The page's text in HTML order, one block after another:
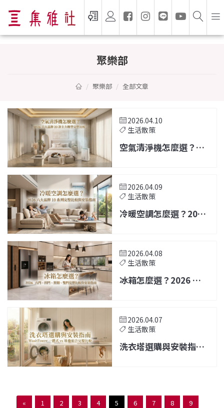
聚樂部
聚樂部 全部文章
2026.04.10
生活散策
空氣清淨機怎麼選？
2026.04.09
生活散策
冷暖空調怎麼選？2026
2026.04.08
生活散策
冰箱怎麼選？2026 六
2026.04.07
生活散策
洗衣塔選購與安裝指
« 1 2 3 4 5 6 7 8
9